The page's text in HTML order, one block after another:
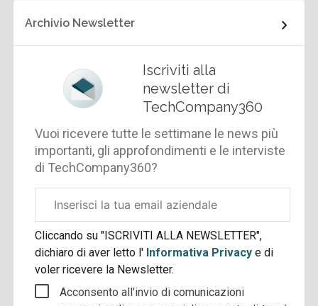
Archivio Newsletter
Iscriviti alla
newsletter di
TechCompany360
Vuoi ricevere tutte le settimane le news più
importanti, gli approfondimenti e le interviste
di TechCompany360?
aziendale
Cliccando su "ISCRIVITI ALLA NEWSLETTER",
dichiaro di aver letto l' Informativa Privacye di
voler ricevere la Newsletter.
Acconsento all'invio di comunicazioni